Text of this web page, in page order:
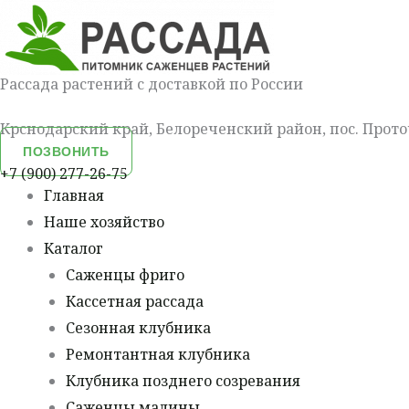
Перейти
содержимому
Рассада растений с доставкой по России
Крснодарский край, Белореченский район, пос.
ПОЗВОНИТЬ
+7 (900) 277-26-75
Меню
Главная
Наше хозяйство
Каталог
Саженцы фриго
Кассетная рассада
Сезонная клубника
Ремонтантная клубника
Клубника позднего созревания